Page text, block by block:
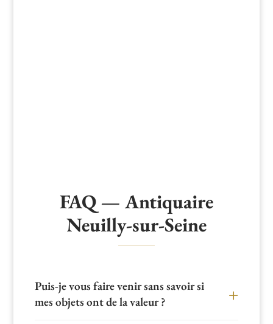
FAQ — Antiquaire
Neuilly-sur-Seine
Puis-je vous faire venir sans savoir si
mes objets ont de la valeur ?